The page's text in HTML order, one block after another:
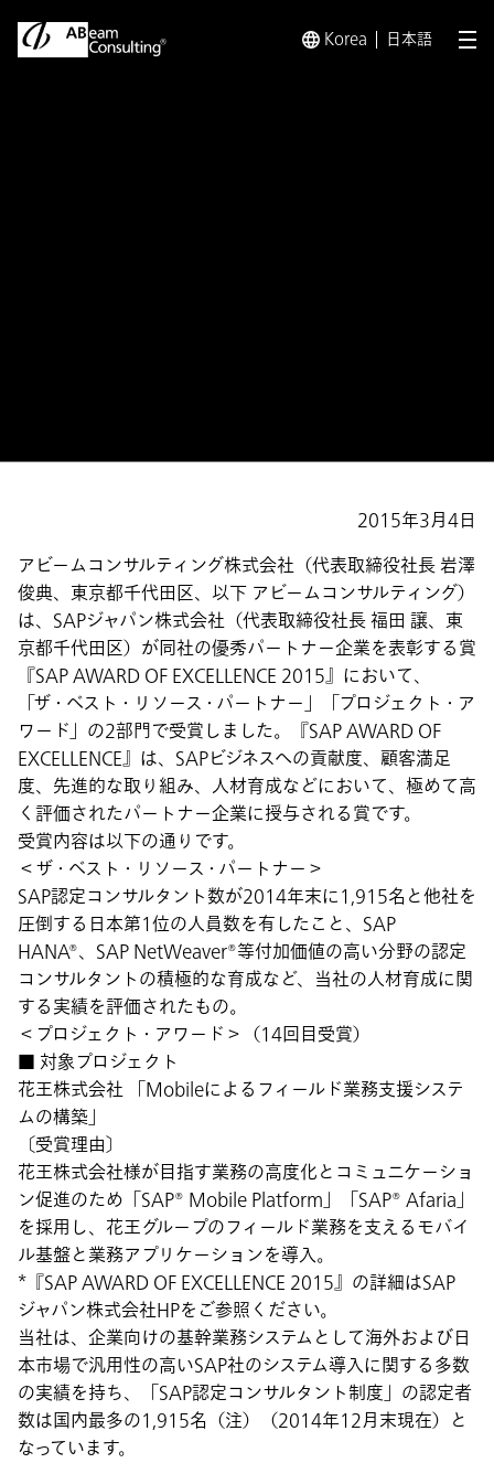
Korea 日本語 メ
2015年3月4日
アビームコンサルティング株式会社（代表取締役社長 岩澤
俊典、東京都千代田区、以下 アビームコンサルティング）
は、SAPジャパン株式会社（代表取締役社長 福田 譲、東
京都千代田区）が同社の優秀パートナー企業を表彰する賞
『SAP AWARD OF EXCELLENCE 2015』において、
「ザ・ベスト・リソース・パートナー」「プロジェクト・ア
ワード」の2部門で受賞しました。『SAP AWARD OF
EXCELLENCE』は、SAPビジネスへの貢献度、顧客満足
度、先進的な取り組み、人材育成などにおいて、極めて高
く評価されたパートナー企業に授与される賞です。
受賞内容は以下の通りです。
＜ザ・ベスト・リソース・パートナー＞
SAP認定コンサルタント数が2014年末に1,915名と他社を
圧倒する日本第1位の人員数を有したこと、SAP
HANA®、SAP NetWeaver®等付加価値の高い分野の認定
コンサルタントの積極的な育成など、当社の人材育成に関
する実績を評価されたもの。
＜プロジェクト・アワード＞（14回目受賞）
■ 対象プロジェクト
花王株式会社 「Mobileによるフィールド業務支援システ
ムの構築」
〔受賞理由〕
花王株式会社様が目指す業務の高度化とコミュニケーショ
ン促進のため「SAP® Mobile Platform」「SAP® Afaria」
を採用し、花王グループのフィールド業務を支えるモバイ
ル基盤と業務アプリケーションを導入。
*『SAP AWARD OF EXCELLENCE 2015』の詳細はSAP
ジャパン株式会社HPをご参照ください。
当社は、企業向けの基幹業務システムとして海外および日
本市場で汎用性の高いSAP社のシステム導入に関する多数
の実績を持ち、「SAP認定コンサルタント制度」の認定者
数は国内最多の1,915名（注）（2014年12月末現在）と
なっています。